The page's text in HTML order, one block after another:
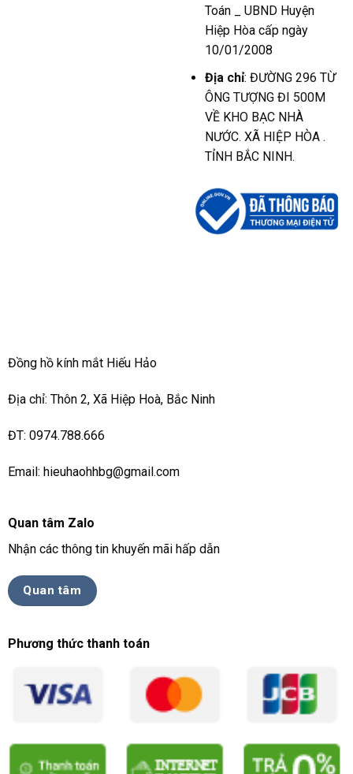
Toán _ UBND Huyện
Hiệp Hòa cấp ngày
10/01/2008
Địa chỉ: ĐƯỜNG 296 TỪ
ÔNG TƯỢNG ĐI 500M
VỀ KHO BẠC NHÀ
NƯỚC. XÃ HIỆP HÒA .
TỈNH BẮC NINH.
Đồng hồ kính mắt Hiếu Hảo
Địa chỉ: Thôn 2, Xã Hiệp Hoà, Bắc Ninh
ĐT: 0974.788.666
Email: hieuhaohhbg@gmail.com
Quan tâm Zalo
Nhận các thông tin khuyến mãi hấp dẫn
Quan tâm
Phương thức thanh toán